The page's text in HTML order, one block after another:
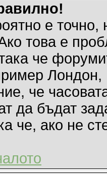
е точно,
това е
че
че
да бъдат
че, ако не